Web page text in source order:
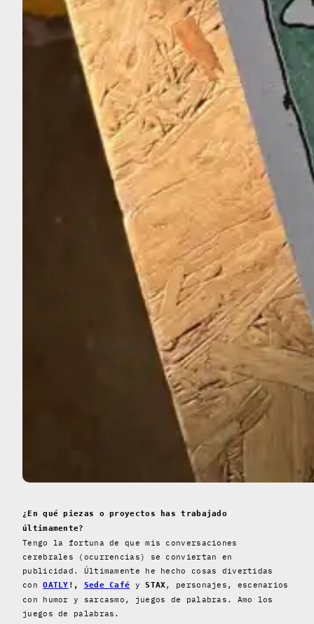
¿En qué piezas o proyectos has trabajado
últimamente?
Tengo la fortuna de que mis conversaciones
cerebrales (ocurrencias) se conviertan en
publicidad. Últimamente he hecho cosas divertidas
conOATLY !, Sede Café ySTAX, personajes, escenarios
con humor y sarcasmo, juegos de palabras. Amo los
juegos de palabras.